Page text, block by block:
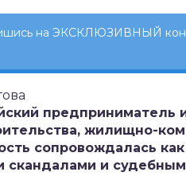
на ЭКСКЛЮЗИВНЫЙ
предприниматель
жилищно-
сопровождалась
и